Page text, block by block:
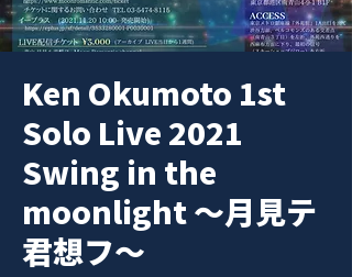
Ken Okumoto 1st
Solo Live 2021
Swing in the
moonlight 〜月見テ
君想フ〜